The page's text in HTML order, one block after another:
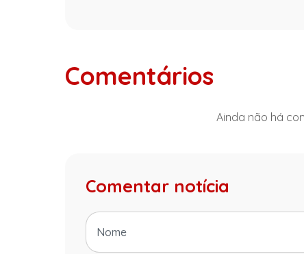
Comentários
Ainda não há
Comentar notícia